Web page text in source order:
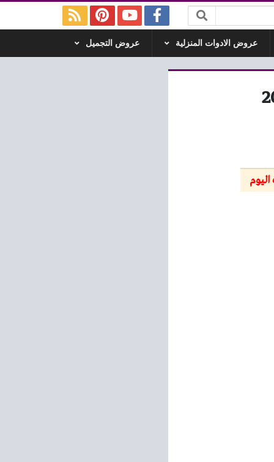
عروض الادوات المنزلية عروض التجميل